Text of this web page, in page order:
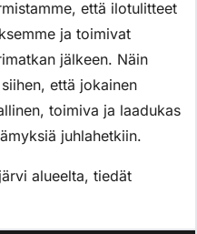
että ilotulitteet
ja toimivat
jälkeen. Näin
että jokainen
toimiva ja laadukas
juhlahetkiin.
alueelta, tiedät